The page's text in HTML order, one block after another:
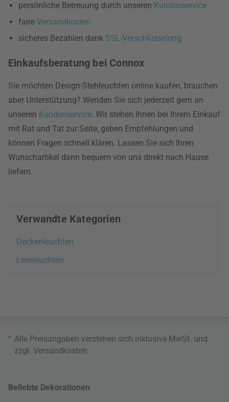
persönliche Betreuung durch unseren Kundenservice
faire Versandkosten
sicheres Bezahlen dank SSL-Verschlüsselung
Einkaufsberatung bei Connox
Sie möchten Design-Stehleuchten online kaufen, brauchen
aber Unterstützung? Wenden Sie sich jederzeit gern an
unseren Kundenservice. Wir stehen Ihnen bei Ihrem Einkauf
mit Rat und Tat zur Seite, geben Empfehlungen und
können Fragen schnell klären. Lassen Sie sich Ihren
Wunschartikel dann bequem von uns direkt nach Hause
liefern.
Verwandte Kategorien
Deckenleuchten
Leseleuchten
* Alle Preisangaben verstehen sich inklusive MwSt. und
zzgl. Versandkosten.
Beliebte Dekorationen